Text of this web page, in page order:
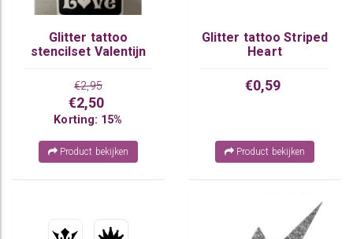
Glitter tattoo
stencilset Valentijn
€2,95
€2,50
Korting: 15%
Product bekijken
Glitter tattoo Striped
Heart
€0,59
Product bekijken